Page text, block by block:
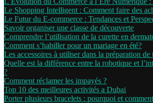
Le Shopping Intelligent : Comment faire des
Le Futur du E-commerce : Tendances et
Savoir organiser une classe de découverte
Comprendre l’utilisation de la curette en
Comment s’habiller pour un mariage en été?
Les accessoires à utiliser dans la préparation de
Quelle est la différence entre la robotique et
?
Comment réclamer les impayés ?
Top 10 des meilleures activités a Dubai
Porter plusieurs bracelets : pourquoi et